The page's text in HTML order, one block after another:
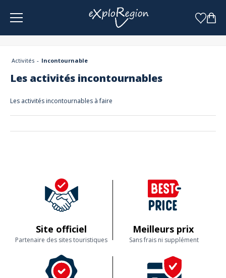
Panneau de gestion des cookies
Activités Incontournable
Les activités incontournables
Les activités incontournables à faire
Site officiel
Partenaire des sites touristiques
Meilleurs prix
Sans frais ni supplément